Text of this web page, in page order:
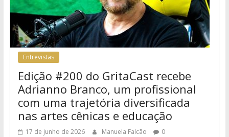
Entrevistas
Edição #200 do GritaCast recebe
Adrianno Branco, um profissional
com uma trajetória diversificada
nas artes cênicas e educação
17 de junho de 2026 Manuela Falcão 0